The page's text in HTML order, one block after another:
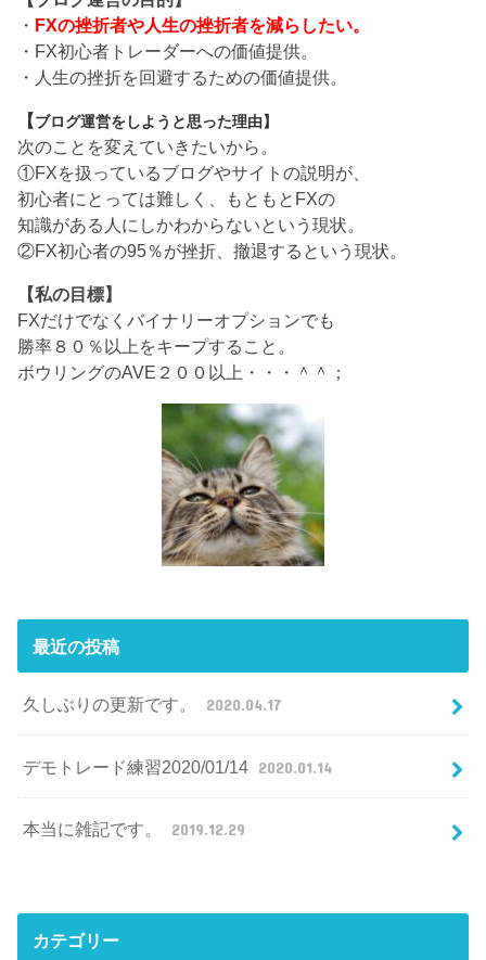
・ FXの挫折者や人生の挫折者を減らしたい。
・FX初心者トレーダーへの価値提供。
・人生の挫折を回避するための価値提供。
【ブログ運営をしようと思った理由】
次のことを変えていきたいから。
①FXを扱っているブログやサイトの説明が、
初心者にとっては難しく、もともとFXの
知識がある人にしかわからないという現状。
②FX初心者の95％が挫折、撤退するという現状。
【私の目標】
FXだけでなくバイナリーオプションでも
勝率８０％以上をキープすること。
ボウリングのAVE２００以上・・・＾＾；
最近の投稿
久しぶりの更新です。 2020.04.17
デモトレード練習2020/01/14 2020.01.14
本当に雑記です。 2019.12.29
カテゴリー